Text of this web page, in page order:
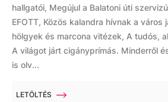
hallgatói, Megújul a Balatoni úti
EFOTT, Közös kalandra hívnak a város
hölgyek és marcona vitézek, A tudós,
A világot járt cigányprímás. Minderről
is olv...
LETÖLTÉS